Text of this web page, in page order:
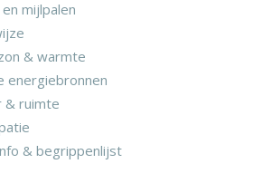
mijlpalen
& warmte
energiebronnen
& ruimte
& begrippenlijst